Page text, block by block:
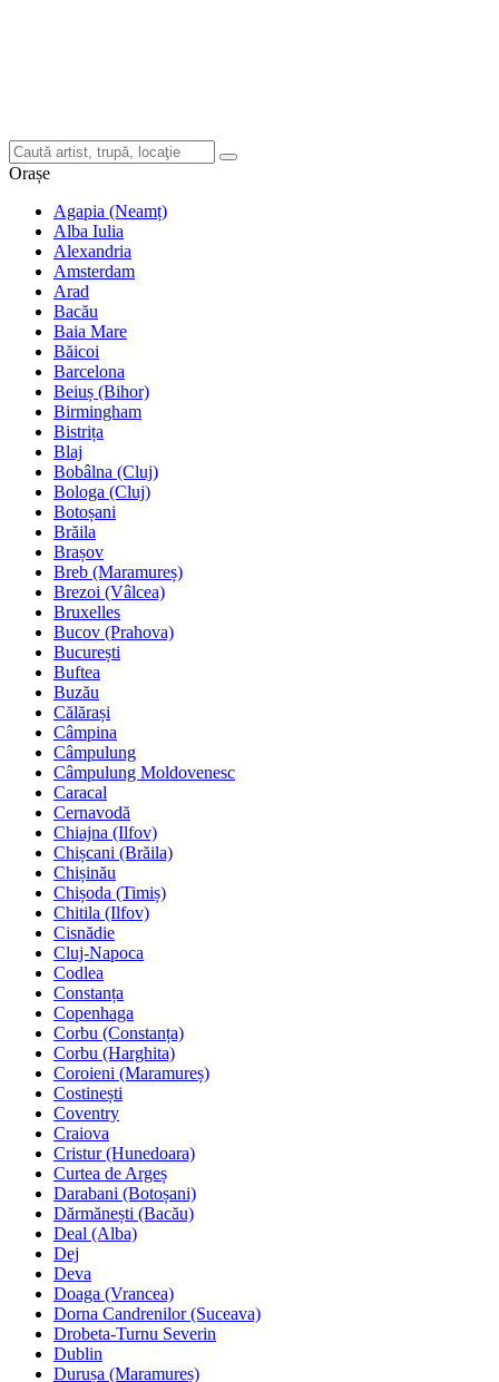
Orașe
Agapia (Neamț)
Alba Iulia
Alexandria
Amsterdam
Arad
Bacău
Baia Mare
Băicoi
Barcelona
Beiuș (Bihor)
Birmingham
Bistrița
Blaj
Bobâlna (Cluj)
Bologa (Cluj)
Botoșani
Brăila
Brașov
Breb (Maramureș)
Brezoi (Vâlcea)
Bruxelles
Bucov (Prahova)
București
Buftea
Buzău
Călărași
Câmpina
Câmpulung
Câmpulung Moldovenesc
Caracal
Cernavodă
Chiajna (Ilfov)
Chișcani (Brăila)
Chișinău
Chișoda (Timiș)
Chitila (Ilfov)
Cisnădie
Cluj-Napoca
Codlea
Constanța
Copenhaga
Corbu (Constanța)
Corbu (Harghita)
Coroieni (Maramureș)
Costinești
Coventry
Craiova
Cristur (Hunedoara)
Curtea de Argeș
Darabani (Botoșani)
Dărmănești (Bacău)
Deal (Alba)
Dej
Deva
Doaga (Vrancea)
Dorna Candrenilor (Suceava)
Drobeta-Turnu Severin
Dublin
Durușa (Maramureș)